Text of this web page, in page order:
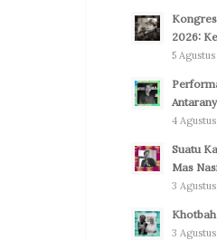
2026:
5
4
Suatu
Mas
3
3